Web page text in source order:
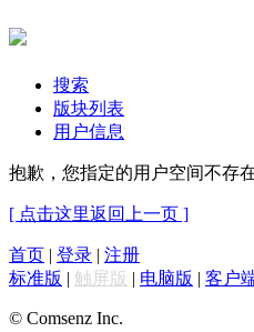
搜索
版块列表
用户信息
抱歉，您指定的用户空间不存
[ 点击这里返回上一页 ]
首页 | 登录 | 注册
标准版 | 触屏版 | 电脑版 | 客户
© Comsenz Inc.